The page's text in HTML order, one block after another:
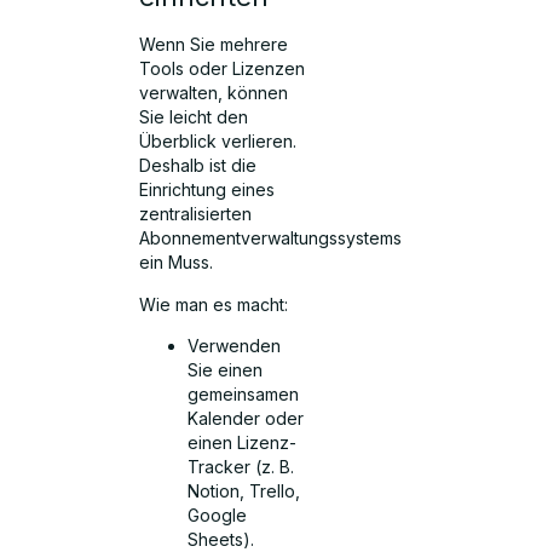
Wenn Sie mehrere
Tools oder Lizenzen
verwalten, können
Sie leicht den
Überblick verlieren.
Deshalb ist die
Einrichtung eines
zentralisierten
Abonnementverwaltungssystems
ein Muss.
Wie man es macht:
Verwenden
Sie einen
gemeinsamen
Kalender oder
einen Lizenz-
Tracker (z. B.
Notion, Trello,
Google
Sheets).